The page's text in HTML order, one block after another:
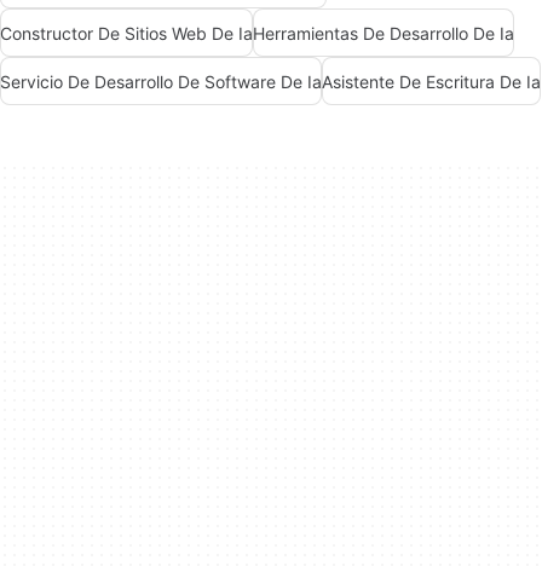
Constructor De Sitios Web De IaHerramientas De Desarrollo De Ia
Servicio De Desarrollo De Software De IaAsistente De Escritura De Ia